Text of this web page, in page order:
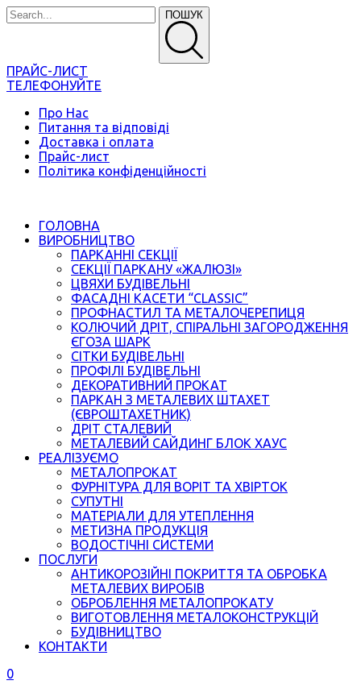
ПОШУК
ПРАЙС-ЛИСТ
ТЕЛЕФОНУЙТЕ
Про Нас
Питання та відповіді
Доставка і оплата
Прайс-лист
Політика конфіденційності
ГОЛОВНА
ВИРОБНИЦТВО
ПАРКАННІ СЕКЦІЇ
СЕКЦІЇ ПАРКАНУ «ЖАЛЮЗІ»
ЦВЯХИ БУДІВЕЛЬНІ
ФАСАДНІ КАСЕТИ “CLASSIC”
ПРОФНАСТИЛ ТА МЕТАЛОЧЕРЕПИЦЯ
КОЛЮЧИЙ ДРІТ, СПІРАЛЬНІ ЗАГОРОДЖЕННЯ
ЄГОЗА ШАРК
СІТКИ БУДІВЕЛЬНІ
ПРОФІЛІ БУДІВЕЛЬНІ
ДЕКОРАТИВНИЙ ПРОКАТ
ПАРКАН З МЕТАЛЕВИХ ШТАХЕТ
(ЄВРОШТАХЕТНИК)
ДРІТ СТАЛЕВИЙ
МЕТАЛЕВИЙ САЙДИНГ БЛОК ХАУС
РЕАЛІЗУЄМО
МЕТАЛОПРОКАТ
ФУРНІТУРА ДЛЯ ВОРІТ ТА ХВІРТОК
СУПУТНІ
МАТЕРІАЛИ ДЛЯ УТЕПЛЕННЯ
МЕТИЗНА ПРОДУКЦІЯ
ВОДОСТІЧНІ СИСТЕМИ
ПОСЛУГИ
АНТИКОРОЗІЙНІ ПОКРИТТЯ ТА ОБРОБКА
МЕТАЛЕВИХ ВИРОБІВ
ОБРОБЛЕННЯ МЕТАЛОПРОКАТУ
ВИГОТОВЛЕННЯ МЕТАЛОКОНСТРУКЦІЙ
БУДІВНИЦТВО
КОНТАКТИ
0